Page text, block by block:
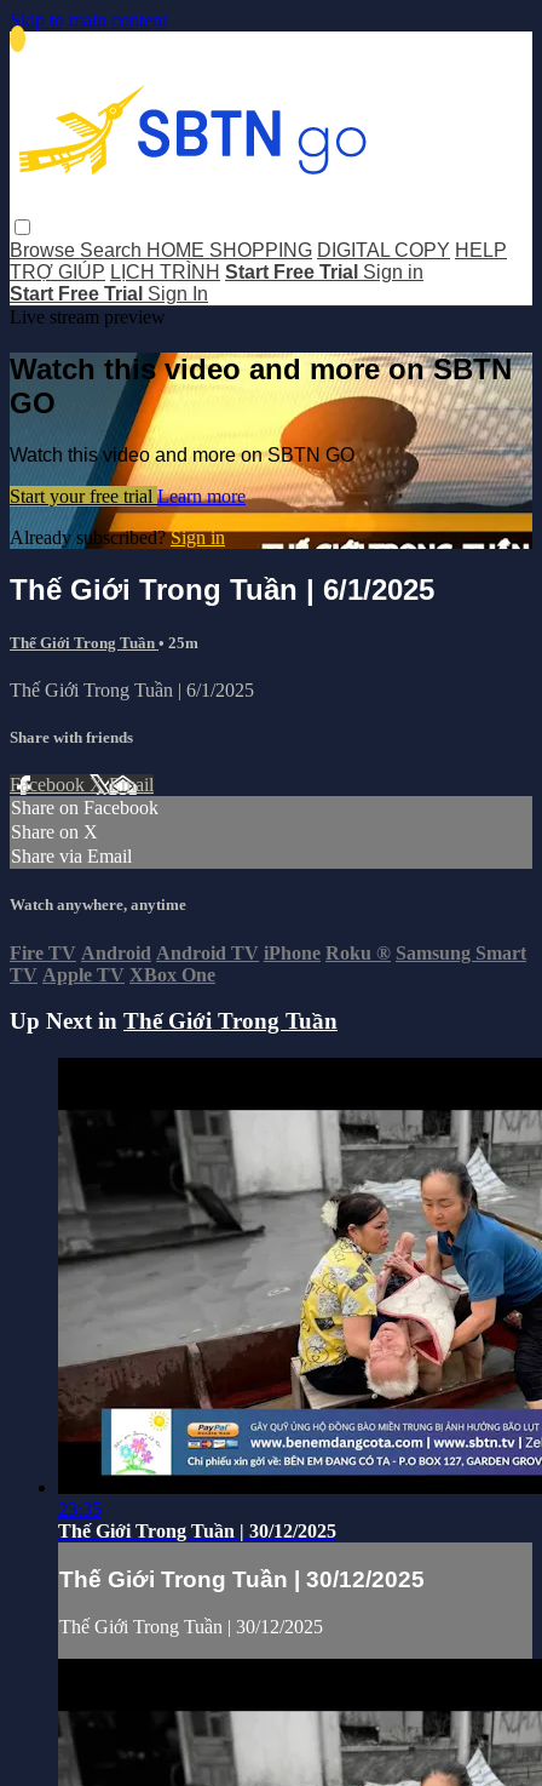
Skip to main content
Browse Search HOME SHOPPING DIGITAL COPY HELP
TRỢ GIÚP LỊCH TRÌNH Start Free Trial Sign in
Start Free Trial Sign In
Live stream preview
Watch this video and more on SBTN
GO
Watch this video and more on SBTN GO
Start your free trial Learn more
Already subscribed?Sign in
Thế Giới Trong Tuần | 6/1/2025
Thế Giới Trong Tuần • 25m
Thế Giới Trong Tuần | 6/1/2025
Share with friends
Facebook XEmail
Share on Facebook
Share on X
Share via Email
Watch anywhere, anytime
Fire TV Android Android TV iPhone Roku ® Samsung Smart
TV Apple TV XBox One
Up Next in Thế Giới Trong Tuần
23:35
Thế Giới Trong Tuần | 30/12/2025
Thế Giới Trong Tuần | 30/12/2025
Thế Giới Trong Tuần | 30/12/2025